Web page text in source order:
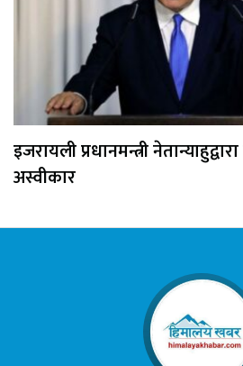
इजरायली प्रधानमन्त्री
अस्वीकार